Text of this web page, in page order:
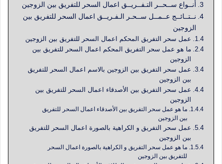
أنــواع ســحــر التـفــريــق اعمال السحر للتفريق بين الزوجين
نــتــائــج عــمــل ســحـر الـفـريــق اعمال السحر للتفريق بين
الزوجين
عمل سحر التفريق المحكم اعمال السحر للتفريق بين الزوجين
ما هو عمل سحر التفريق المحكم اعمال السحر للتفريق بين
الزوجين
عمل سحر التفريق بين الزوجين بالاسم اعمال السحر للتفريق
بين الزوجين
عمل سحر التفريق بين الأصدقاء اعمال السحر للتفريق بين
الزوجين
ما هو عمل سحر التفريق بين الأصدقاء اعمال السحر للتفريق
بين الزوجين
عمل سحر التفريق و الكراهية بالصورة اعمال السحر للتفريق
بين الزوجين
ما هو عمل سحر التفريق و الكراهية بالصورة اعمال السحر
للتفريق بين الزوجين